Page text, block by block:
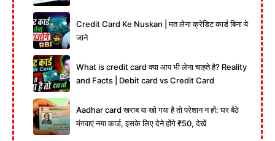
Credit Card Ke Nuskan | मत लेना क्रेडिट कार्ड बिना ये
जाने
What is credit card क्या आप भी लेना चाहते है? Reality
and Facts | Debit card vs Credit Card
Aadhar card खराब या खो गया है तो परेशान न हों: घर बैठे
मंगवाएं नया कार्ड, इसके लिए देने होंगे ₹50, देखें